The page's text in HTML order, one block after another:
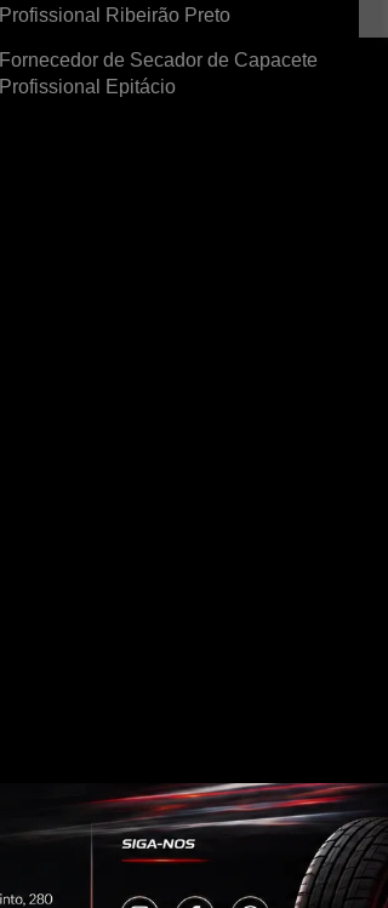
Profissional Ribeirão Preto
Fornecedor de Secador de Capacete
Profissional Epitácio